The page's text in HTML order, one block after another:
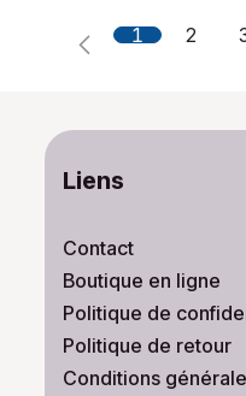
1 2
Liens
Contact
Boutique en ligne
Politique de
Politique de retour
Conditions